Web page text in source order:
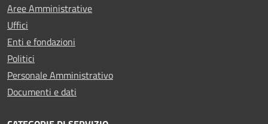
Aree Amministrative
Uffici
Enti e fondazioni
Politici
Personale Amministrativo
Documenti e dati